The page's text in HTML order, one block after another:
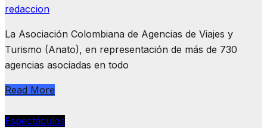
redaccion
La Asociación Colombiana de Agencias de Viajes y
Turismo (Anato), en representación de más de 730
agencias asociadas en todo
Read More
Espectáculos